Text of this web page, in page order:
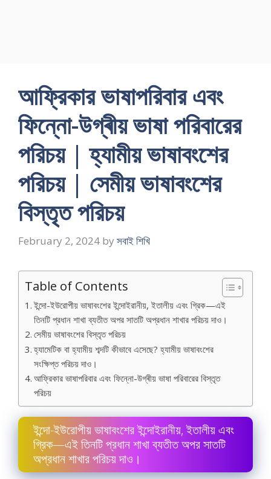
আফ্রিকার ভাষাপরিবার এবং
ফিন্নো-উগ্ৰীয় ভাষা পরিবারের
পরিচয় | হ্যামীয় ভাষাবংশের
পরিচয় | সেমীয় ভাষাবংশের
বিস্তৃত পরিচয়
February 2, 2024 by সবাই শিখি
Table of Contents
ইন্দো-ইউরােপীয় ভাষাবংশের ইন্দোইরানীয়, ইতালীয় এবং গ্রিক—এই
তিনটি প্রধান শাখা ব্যতীত অপর সাতটি অপ্রধান শাখার পরিচয় দাও।
সেমীয় ভাষাবংশের বিস্তৃত পরিচয়
হ্যামেটিক বা হ্যামীয় শব্দটি কীভাবে এসেছে? হ্যামীয় ভাষাবংশের
সংক্ষিপ্ত পরিচয় দাও।
আফ্রিকার ভাষাপরিবার এবং ফিন্নো-উগ্ৰীয় ভাষা পরিবারের বিস্তৃত
পরিচয়
ইন্দো-ইউরােপীয় ভাষাবংশের ইন্দোইরানীয়, ইতালীয় এবং
গ্রিক—এই তিনটি প্রধান শাখা ব্যতীত অপর সাতটি
অপ্রধান শাখার পরিচয় দাও।